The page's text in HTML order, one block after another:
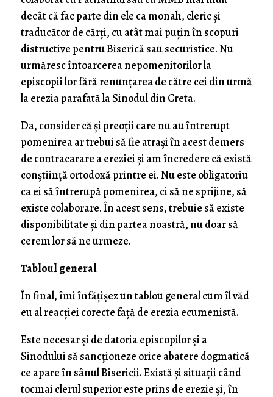
decât că fac parte din ele ca monah, cleric și
traducător de cărți, cu atât mai puțin în scopuri
distructive pentru Biserică sau securistice. Nu
urmăresc întoarcerea nepomenitorilor la
episcopii lor fără renunțarea de către cei din urmă
la erezia parafată la Sinodul din Creta.
Da, consider că și preoții care nu au întrerupt
pomenirea ar trebui să fie atrași în acest demers
de contracarare a ereziei și am încredere că există
conștiință ortodoxă printre ei. Nu este obligatoriu
ca ei să întrerupă pomenirea, ci să ne sprijine, să
existe colaborare. În acest sens, trebuie să existe
disponibilitate și din partea noastră, nu doar să
cerem lor să ne urmeze.
Tabloul general
În final, îmi înfățișez un tablou general cum îl văd
eu al reacției corecte față de erezia ecumenistă.
Este necesar și de datoria episcopilor și a
Sinodului să sancționeze orice abatere dogmatică
ce apare în sânul Bisericii. Există și situații când
tocmai clerul superior este prins de erezie și, în